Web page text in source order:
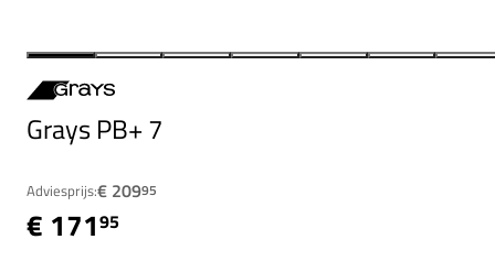
Grays PB+ 7
Adviesprijs:€ 20995
€ 17195